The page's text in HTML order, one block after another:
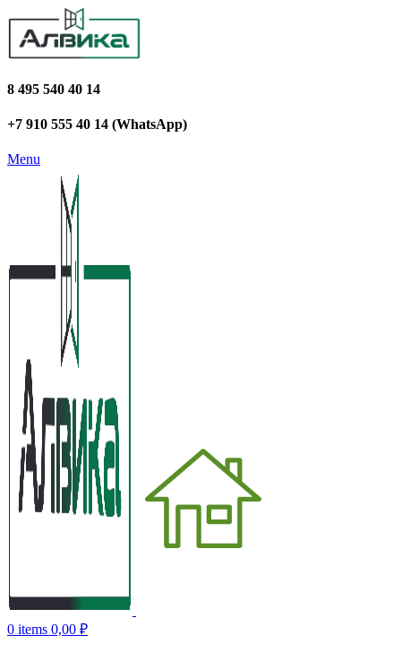
8 495 540 40 14
+7 910 555 40 14 (WhatsApp)
Menu
0 items 0,00 ₽